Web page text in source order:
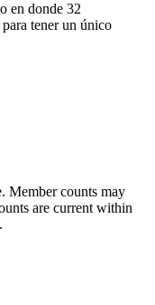
en donde 32
tener un único
Member counts may
are current within